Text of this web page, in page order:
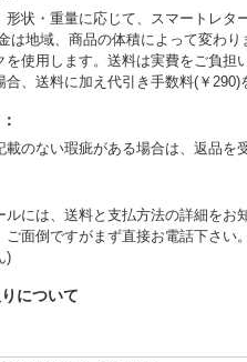
形状・重量に応じて、スマートレタ
は地域、商品の体積によって変わ
を使用します。送料は実費をご負
合、送料に加え代引き手数料(￥290)
載のない瑕疵がある場合は、返品を
には、送料と支払方法の詳細をお
ご面倒ですがまず直接お電話下さ
)
について